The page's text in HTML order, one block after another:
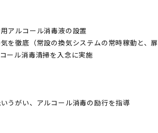
アルコール消毒液の設置
を徹底（常設の換気システムの常時稼動と、
ール消毒清掃を入念に実施
うがい、アルコール消毒の励行を指導